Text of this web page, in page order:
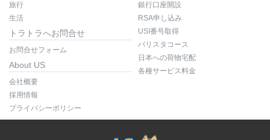
旅行
生活
トラトラへお問合せ
お問合せフォーム
About US
会社概要
採用情報
プライバシーポリシー
銀行口座開設
RSA申し込み
USI番号取得
バリスタコース
日本への荷物宅配
各種サービス料金